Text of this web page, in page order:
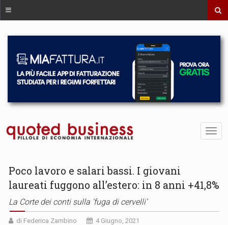
Poco lavoro e salari bassi. I giovani
laureati fuggono all’estero: in 8 anni +41,8%
La Corte dei conti sulla ‘fuga di cervelli’
di Federica Zambino
4 Giugno, 2021